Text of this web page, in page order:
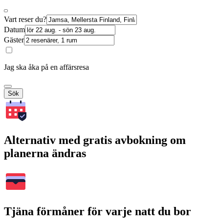
Vart reser du?
Datum
Gäster
Jag ska åka på en affärsresa
Sök
Alternativ med gratis avbokning om
planerna ändras
Tjäna förmåner för varje natt du bor